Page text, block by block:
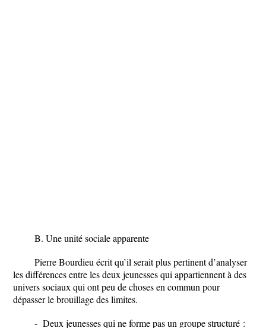
B. Une unité sociale apparente
Pierre Bourdieu écrit qu’il serait plus pertinent d’analyser
les différences entre les deux jeunesses qui appartiennent à des
univers sociaux qui ont peu de choses en commun pour
dépasser le brouillage des limites.
- Deux jeunesses qui ne forme pas un groupe structuré :